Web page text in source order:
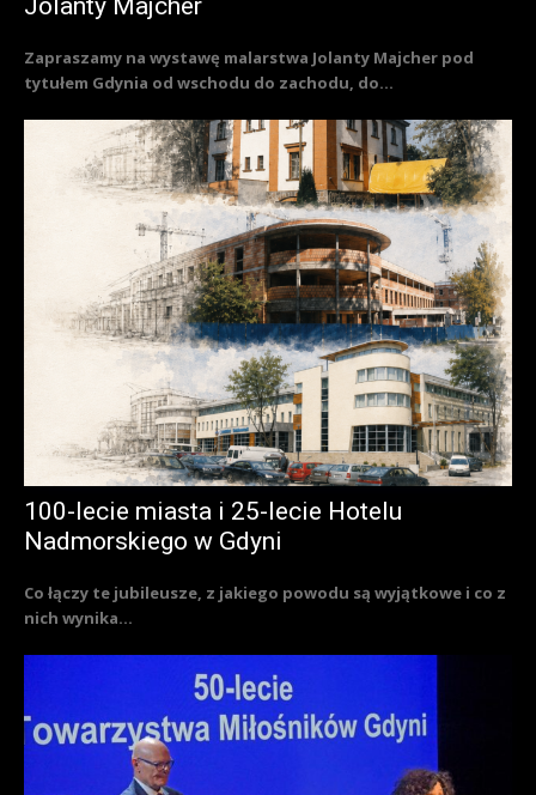
Zapraszamy na wystawę malarstwa Jolanty Majcher pod
tytułem Gdynia od wschodu do zachodu, do...
100-lecie miasta i 25-lecie Hotelu
Nadmorskiego w Gdyni
Co łączy te jubileusze, z jakiego powodu są wyjątkowe i co z
nich wynika...